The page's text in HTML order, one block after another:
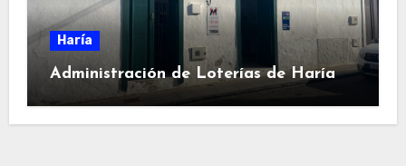
Haría
Administración de Loterías de Haría